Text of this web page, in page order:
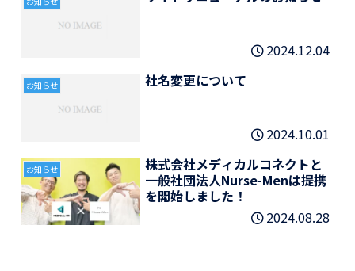
2024.12.04
お知らせ 社名変更について
2024.10.01
お知らせ
株式会社メディカルコネクトと
一般社団法人Nurse-Menは提携
を開始しました！
2024.08.28